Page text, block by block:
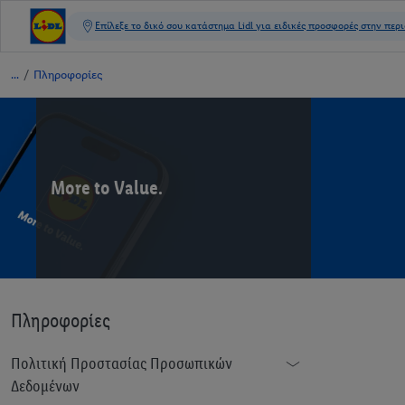
/ Πληροφορίες
More to Value.
Πληροφορίες
Πολιτική Προστασίας Προσωπικών
Δεδομένων